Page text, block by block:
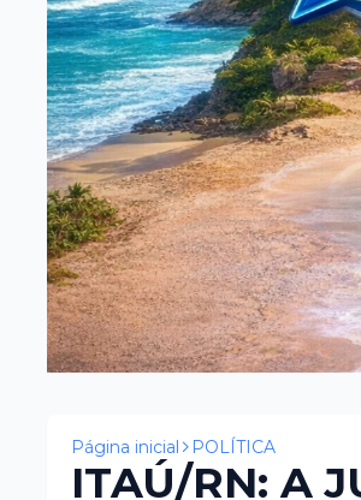
Página inicial POLÍTICA
ITAÚ/RN: A